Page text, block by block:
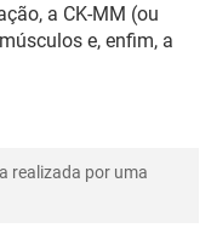
a CK-MM (ou
e, enfim, a
realizada por uma